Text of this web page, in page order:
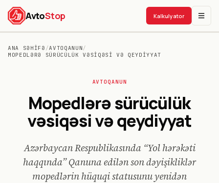
AvtoStop Kalkulyator
ANA SƏHIFƏ /AVTOQANUN/
MOPEDLƏRƏ SÜRÜCÜLÜK VƏSIQƏSI VƏ QEYDIYYAT
AVTOQANUN
Mopedlərə sürücülük
vəsiqəsi və qeydiyyat
Azərbaycan Respublikasında “Yol hərəkəti
haqqında” Qanuna edilən son dəyişikliklər
mopedlərin hüquqi statusunu yenidən